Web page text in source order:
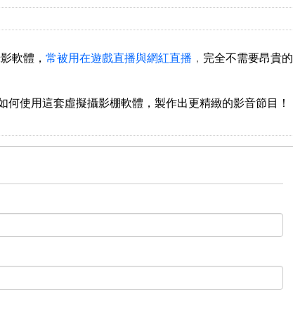
軟體， 常被用在遊戲直播與網紅直播 ， 完全不需要昂貴的
使用這套虛擬攝影棚軟體，製作出更精緻的影音節目！